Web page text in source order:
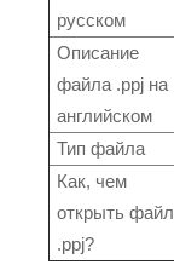
русском
Описание
файла .ppj на
английском
Тип файла
Как, чем
открыть файл
.ppj?